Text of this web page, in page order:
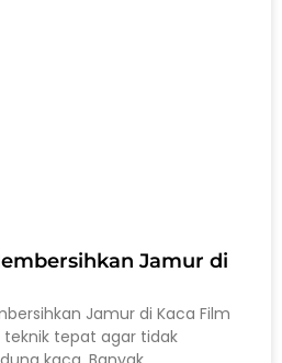
Jamur di
Jamur di Kaca Film
tepat agar tidak